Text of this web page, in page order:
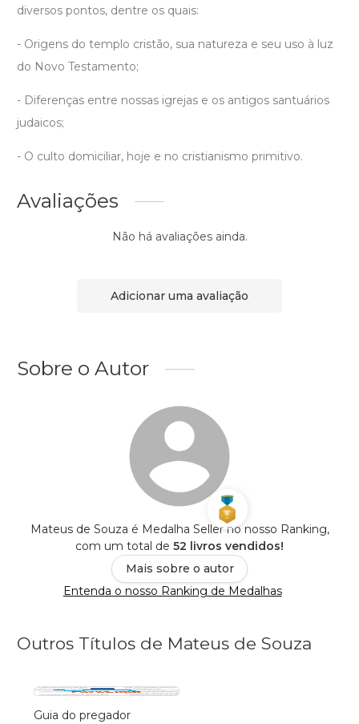
diversos pontos, dentre os quais:
- Origens do templo cristão, sua natureza e seu uso à luz
do Novo Testamento;
- Diferenças entre nossas igrejas e os antigos santuários
judaicos;
- O culto domiciliar, hoje e no cristianismo primitivo.
Avaliações
Não há avaliações ainda.
Adicionar uma avaliação
Sobre o Autor
Mateus de Souza é Medalha Seller no nosso Ranking,
com um total de 52 livros vendidos!
Mais sobre o autor
Entenda o nosso Ranking de Medalhas
Outros Títulos de Mateus de Souza
Guia do pregador